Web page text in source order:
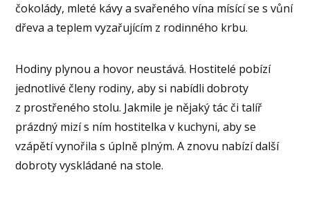
čokolády, mleté kávy a svařeného vína mísící se s vůní
dřeva a teplem vyzařujícím z rodinného krbu.
Hodiny plynou a hovor neustává. Hostitelé pobízí
jednotlivé členy rodiny, aby si nabídli dobroty
z prostřeného stolu. Jakmile je nějaký tác či talíř
prázdný mizí s ním hostitelka v kuchyni, aby se
vzápětí vynořila s úplně plným. A znovu nabízí další
dobroty vyskládané na stole.